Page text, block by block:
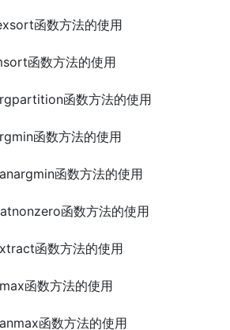
函数方法的使用
函数方法的使用
函数方法的使用
函数方法的使用
函数方法的使用
函数方法的使用
函数方法的使用
函数方法的使用
函数方法的使用